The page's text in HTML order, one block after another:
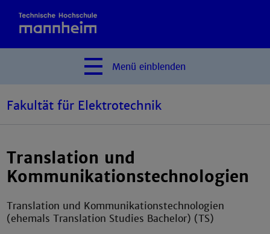
Menü einblenden
Fakultät für Elektrotechnik
Translation und
Kommunikationstechnologien
Translation und Kommunikationstechnologien
(ehemals Translation Studies Bachelor) (TS)